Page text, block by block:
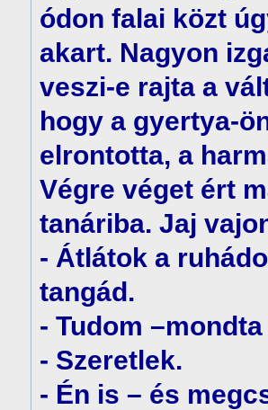
ódon falai közt
akart. Nagyon
veszi-e rajta a
hogy a gyertya-
elrontotta, a
Végre véget ért
tanáriba. Jaj
- Átlátok a
tangád.
- Tudom
- Szeretlek.
- Én is – és